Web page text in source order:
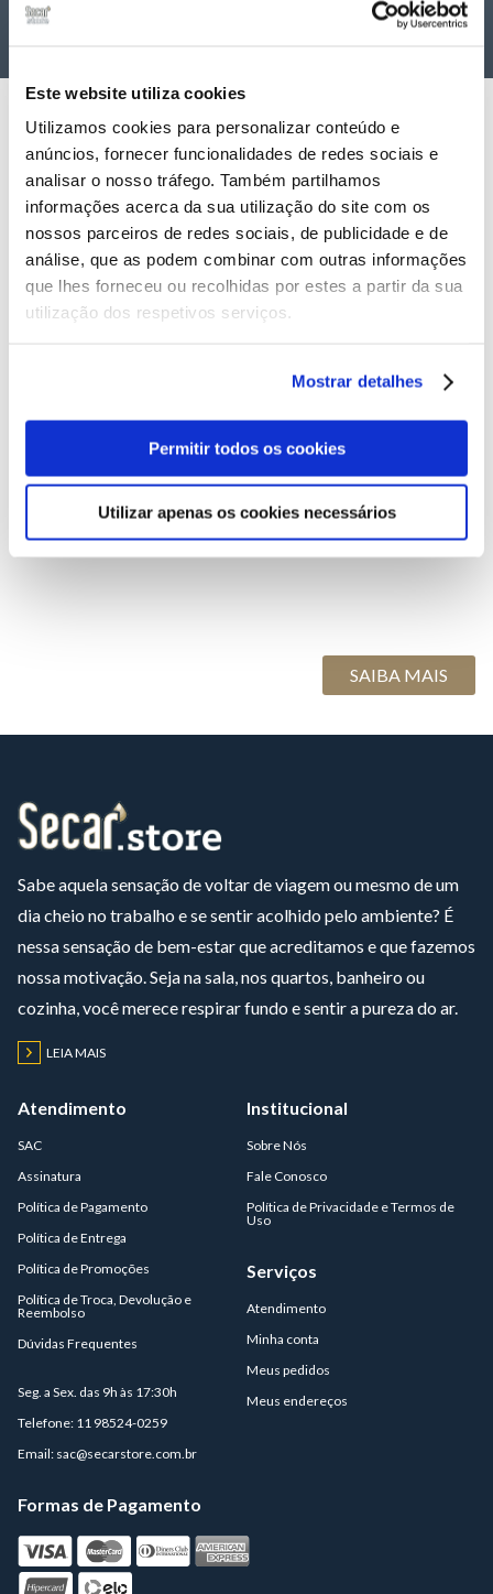
Este website utiliza cookies
Utilizamos cookies para personalizar conteúdo e
anúncios, fornecer funcionalidades de redes sociais e
analisar o nosso tráfego. Também partilhamos
informações acerca da sua utilização do site com os
nossos parceiros de redes sociais, de publicidade e de
análise, que as podem combinar com outras informações
que lhes forneceu ou recolhidas por estes a partir da sua
utilização dos respetivos serviços.
Mostrar detalhes
Permitir todos os cookies
Utilizar apenas os cookies necessários
ESTÁ COM DÚVIDAS? NOSSO FAQ
PODE AJUDAR!
Veja abaixo algumas duvidas mais frequentes por nossos
clientes, caso não encontre o que procura, basta entrar em
contato via formulario.
USO COM FREQUÊNCIA O DIFUSOR DE
AROMAS, PORÉM NÃO ESTOU SENTINDO
RÁPIDO. ISSO É NORMAL?
SAIBA MAIS
Sabe aquela sensação de voltar de viagem ou mesmo de um
dia cheio no trabalho e se sentir acolhido pelo ambiente? É
nessa sensação de bem-estar que acreditamos e que fazemos
nossa motivação. Seja na sala, nos quartos, banheiro ou
cozinha, você merece respirar fundo e sentir a pureza do ar.
LEIA MAIS
Atendimento
SAC
Assinatura
Política de Pagamento
Política de Entrega
Política de Promoções
Política de Troca, Devolução e
Reembolso
Dúvidas Frequentes
Seg. a Sex. das 9h às 17:30h
Telefone: 11 98524-0259
Email: sac@secarstore.com.br
Institucional
Sobre Nós
Fale Conosco
Política de Privacidade e Termos de
Uso
Serviços
Atendimento
Minha conta
Meus pedidos
Meus endereços
Formas de Pagamento